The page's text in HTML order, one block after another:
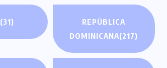
(31)
REPÚBLICA
DOMINICANA(217)